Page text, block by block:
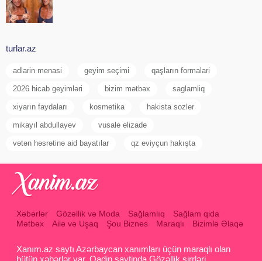
turlar.az
adlarin menasi geyim seçimi qaşların formalari
2026 hicab geyimləri bizim mətbəx saglamliq
xiyarın faydaları kosmetika hakista sozler
mikayıl abdullayev vusale elizade
vətən həsrətinə aid bayatılar qz eviyçun hakışta
Xəbərlər Gözəllik və Moda Sağlamlıq
Sağlam qida
Mətbəx
Ailə və Uşaq Şou Biznes Maraqlı Bizimlə Əlaqə
Xanım.az saytı Azərbaycan xanımları üçün maraqlı olan